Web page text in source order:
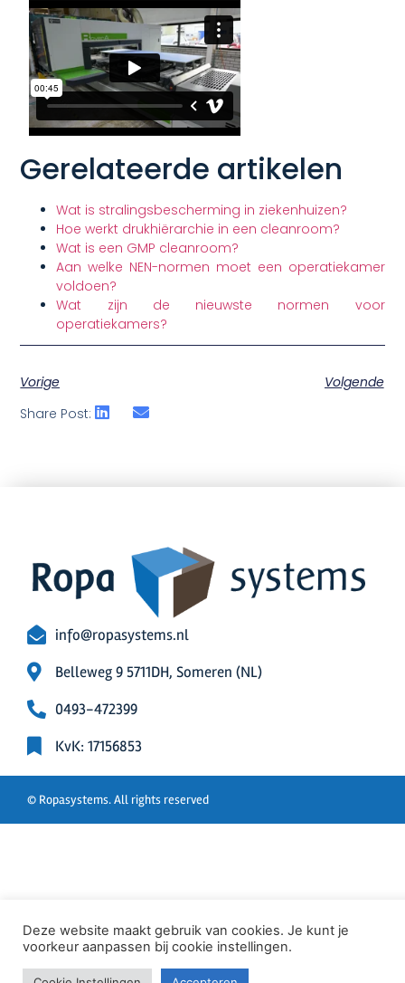
Gerelateerde artikelen
Wat is stralingsbescherming in ziekenhuizen?
Hoe werkt drukhiërarchie in een cleanroom?
Wat is een GMP cleanroom?
Aan welke NEN-normen moet een operatiekamer
voldoen?
Wat zijn de nieuwste normen voor
operatiekamers?
Vorige
Volgende
Share Post:
info@ropasystems.nl
Belleweg 9 5711DH, Someren (NL)
0493-472399
KvK: 17156853
© Ropasystems. All rights reserved
Deze website maakt gebruik van cookies. Je kunt je
voorkeur aanpassen bij cookie instellingen.